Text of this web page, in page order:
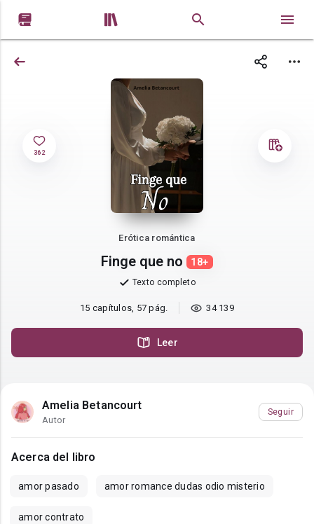
 
362
Erótica romántica
Finge que no 18+
Texto completo
15 capítulos, 57 pág. 34 139
Leer
Amelia Betancourt
Autor
Seguir
Acerca del libro
amor pasado amor romance dudas odio misterio
amor contrato